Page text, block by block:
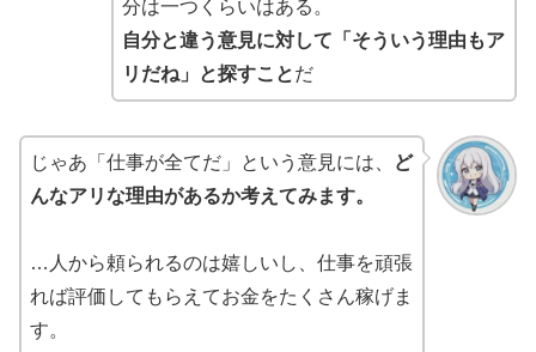
分は一つくらいはある。
自分と違う意見に対して「そういう理由もア
リだね」と探すことだ
じゃあ「仕事が全てだ」という意見には、
ど
んなアリな理由があるか考えてみます。
…人から頼られるのは嬉しいし、仕事を頑張
れば評価してもらえてお金をたくさん稼げま
す。